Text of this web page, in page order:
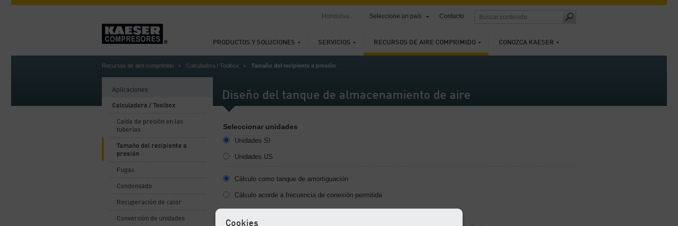
PRODUCTOS Y SOLUCIONES SERVICIOS RECURSOS DE AIRE COMPRIMIDO CONOZCA KAESER
Honduras Seleccione un país Contacto
Recursos de aire comprimido Calculadora / Toolbox Tamaño del recipiente a presión
Diseño del tanque de almacenamiento de aire
Aplicaciones
Calculadora / Toolbox
Caída de presión en las
tuberías
Tamaño del recipiente a
presión
Fugas
Condensado
Recuperación de calor
Conversión de unidades
Seleccionar unidades
Unidades SI
Unidades US
Cálculo como tanque de amortiguación
Cálculo acorde a frecuencia de conexión permitida
Cookies